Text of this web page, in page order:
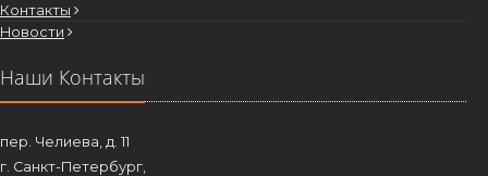
Контакты
Новости
Наши Контакты
пер. Челиева, д. 11
г. Санкт-Петербург,